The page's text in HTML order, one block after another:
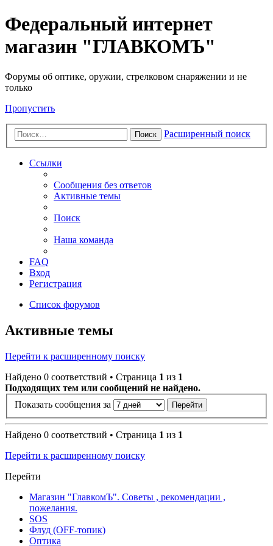
Федеральный интернет
магазин "ГЛАВКОМЪ"
Форумы об оптике, оружии, стрелковом снаряжении и не
только
Пропустить
Поиск Расширенный поиск
Ссылки
Сообщения без ответов
Активные темы
Поиск
Наша команда
FAQ
Вход
Регистрация
Список форумов
Активные темы
Перейти к расширенному поиску
Найдено 0 соответствий • Страница 1 из 1
Подходящих тем или сообщений не найдено.
Показать сообщения за
Найдено 0 соответствий • Страница 1 из 1
Перейти к расширенному поиску
Перейти
Магазин "ГлавкомЪ". Советы , рекомендации ,
пожелания.
SOS
Флуд (OFF-топик)
Оптика